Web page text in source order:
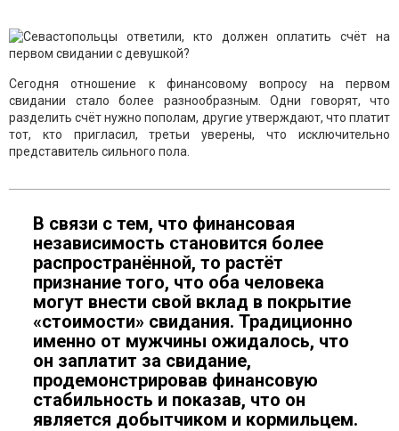
Сегодня отношение к финансовому вопросу на первом
свидании стало более разнообразным. Одни говорят, что
разделить счёт нужно пополам, другие утверждают, что платит
тот, кто пригласил, третьи уверены, что исключительно
представитель сильного пола.
В связи с тем, что финансовая
независимость становится более
распространённой, то растёт
признание того, что оба человека
могут внести свой вклад в покрытие
«стоимости» свидания. Традиционно
именно от мужчины ожидалось, что
он заплатит за свидание,
продемонстрировав финансовую
стабильность и показав, что он
является добытчиком и кормильцем.